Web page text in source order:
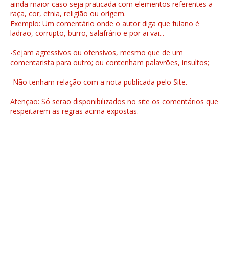
ainda maior caso seja praticada com elementos referentes a
raça, cor, etnia, religião ou origem.
Exemplo: Um comentário onde o autor diga que fulano é
ladrão, corrupto, burro, salafrário e por ai vai...
-Sejam agressivos ou ofensivos, mesmo que de um
comentarista para outro; ou contenham palavrões, insultos;
-Não tenham relação com a nota publicada pelo Site.
Atenção: Só serão disponibilizados no site os comentários que
respeitarem as regras acima expostas.